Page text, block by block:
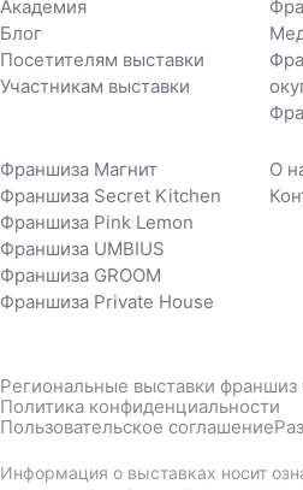
Академия
Блог
Посетителям выставки
Участникам выставки
Франшиза Магнит
Франшиза Secret Kitchen
Франшиза Pink Lemon
Франшиза UMBIUS
Франшиза GROOM
Франшиза Private House
О
Региональные выставки
Политика конфиденциальности
Пользовательское соглашение
Информация о выставках носит